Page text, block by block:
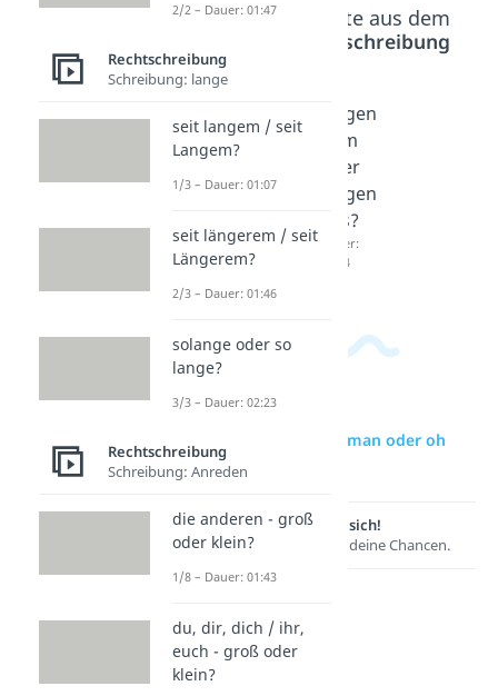
Beliebte Inhalte aus dem
Rechtschreibung
d dem
oder
des?
01:26
gemäß
dem
des?
01:11
wegen
dem
oder
wegen
des?
Dauer:
02:04
zur Videoseite: Oh man oder oh
Mann?
Lernen lohnt sich!
Entdecke hier deine Chancen.
2/2 – Dauer: 01:47
Rechtschreibung
Schreibung: lange
seit langem / seit
Langem?
1/3 – Dauer: 01:07
seit längerem / seit
Längerem?
2/3 – Dauer: 01:46
solange oder so
lange?
3/3 – Dauer: 02:23
Rechtschreibung
Schreibung: Anreden
die anderen - groß
oder klein?
1/8 – Dauer: 01:43
du, dir, dich / ihr,
euch - groß oder
klein?